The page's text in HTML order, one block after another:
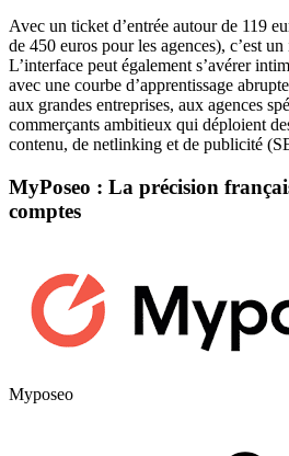
Avec un ticket d’entrée autour de 119
de 450 euros pour les agences), c’est
L’interface peut également s’avérer
avec une courbe d’apprentissage
aux grandes entreprises, aux agences
commerçants ambitieux qui déploient
contenu, de netlinking et de publicité
MyPoseo : La précision
comptes
Myposeo